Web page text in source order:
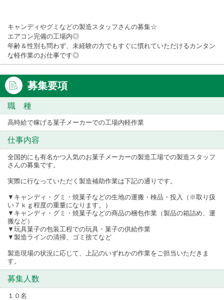
キャンディやグミなどの製造スタッフさんの募集☆
エアコン完備の工場内◎
年齢＆性別も問わず、未経験の方でもすぐに慣れていただけるカンタン
な軽作業のお仕事です◎
募集要項
職 種
高時給で稼げる菓子メーカーでの工場内軽作業
仕事内容
全国的にも有名かつ人気のお菓子メーカーの製造工場での製造スタッフ
さんの募集です。
実際に行なっていただく製造補助作業は下記の通りです。
▼キャンディ・グミ・焼菓子などの生地の運搬・検品・投入（※取り扱
い７ｋｇ程度の重量になります。）
▼キャンディ・グミ・焼菓子などの商品の梱包作業（製品の箱詰め、運
搬など）
▼玩具菓子の包装工程での玩具・菓子の供給作業
▼製造ラインの清掃、ゴミ捨てなど
製造現場の状況に応じて、上記のいずれかの作業をご担当いただきま
す。
募集人数
１０名